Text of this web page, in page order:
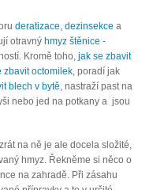
deratizace, dezinsekce a
otravný hmyz štěnice -
Kromě toho, jak se zbavit
zbavit octomilek, poradí jak
blech v bytě, nastraží past na
nebo jed na potkany a jsou
na ně je ale docela složité,
hmyz. Řekněme si něco o
na zahradě. Při zásahu